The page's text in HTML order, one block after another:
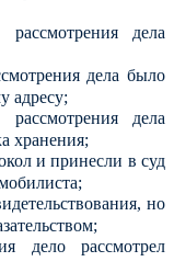
дела
дела было
адресу;
дела
хранения;
и принесли в суд
но
дело рассмотрел